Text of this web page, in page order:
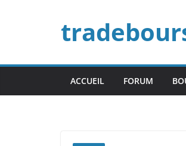
ACCUEIL FORUM